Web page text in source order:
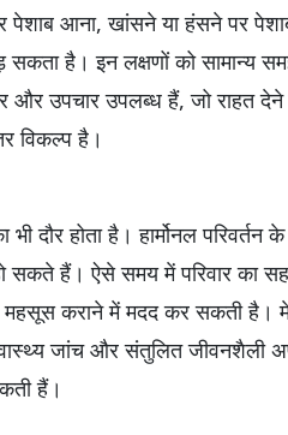
पेशाब आना, खांसने या हंसने पर
है। इन लक्षणों को सामान्य
और उपचार उपलब्ध हैं, जो राहत
विकल्प है।
दौर होता है। हार्मोनल परिवर्तन
सकते हैं। ऐसे समय में परिवार का
कराने में मदद कर सकती है।
जांच और संतुलित जीवनशैली
हैं।